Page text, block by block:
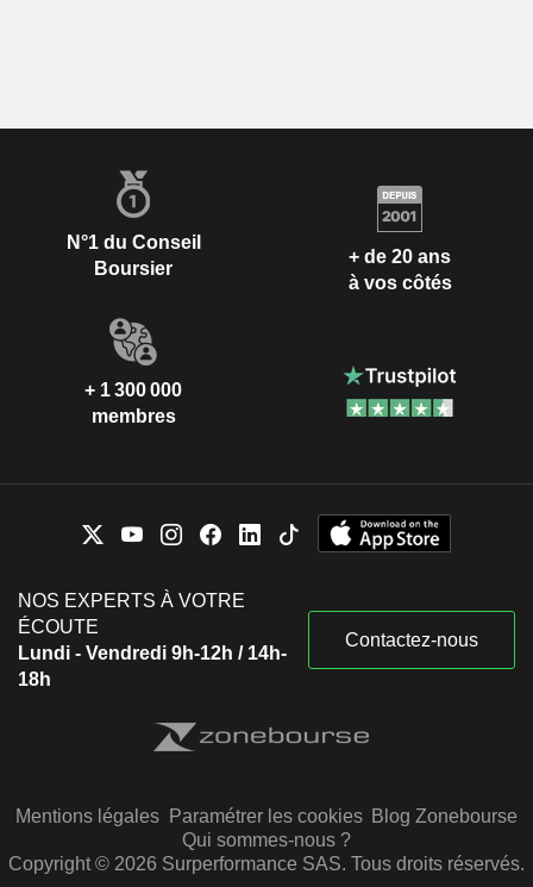
N°1 du Conseil
Boursier
+ de 20 ans
à vos côtés
+ 1 300 000
membres
NOS EXPERTS À VOTRE
ÉCOUTE
Lundi - Vendredi 9h-12h / 14h-
18h
Contactez-nous
Mentions légales Paramétrer les cookies Blog Zonebourse
Qui sommes-nous ?
Copyright © 2026 Surperformance SAS. Tous droits réservés.